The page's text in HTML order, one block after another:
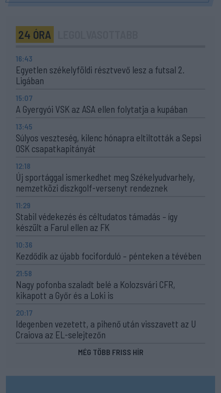
24 ÓRA
16:43
Egyetlen székelyföldi résztvevő lesz a futsal 2.
Ligában
15:07
A Gyergyói VSK az ASA ellen folytatja a kupában
13:45
Súlyos veszteség, kilenc hónapra eltiltották a Sepsi
OSK csapatkapitányát
12:18
Új sportággal ismerkedhet meg Székelyudvarhely,
nemzetközi diszkgolf-versenyt rendeznek
11:29
Stabil védekezés és céltudatos támadás – így
készült a Farul ellen az FK
10:36
Kezdődik az újabb fociforduló – pénteken a tévében
21:58
Nagy pofonba szaladt belé a Kolozsvári CFR,
kikapott a Győr és a Loki is
20:17
Idegenben vezetett, a pihenő után visszavett az U
Craiova az EL-selejtezőn
MÉG TÖBB FRISS HÍR